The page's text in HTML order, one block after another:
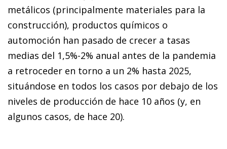
metálicos (principalmente materiales para la
construcción), productos químicos o
automoción han pasado de crecer a tasas
medias del 1,5%-2% anual antes de la pandemia
a retroceder en torno a un 2% hasta 2025,
situándose en todos los casos por debajo de los
niveles de producción de hace 10 años (y, en
algunos casos, de hace 20).